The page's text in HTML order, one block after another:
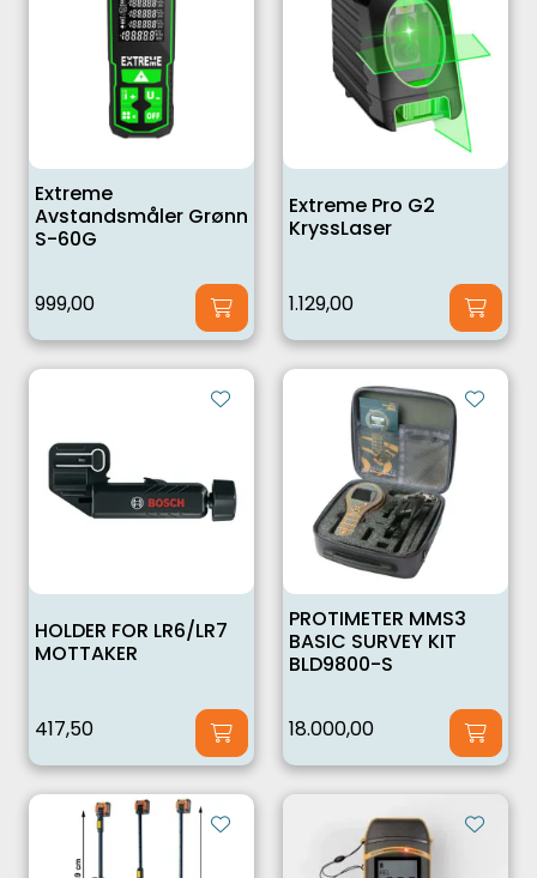
Extreme
Avstandsmåler Grønn
S-60G
999,00
Extreme Pro G2
KryssLaser
1.129,00
HOLDER FOR LR6/LR7
MOTTAKER
417,50
PROTIMETER MMS3
BASIC SURVEY KIT
BLD9800-S
18.000,00